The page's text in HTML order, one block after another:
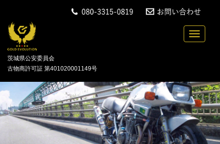
Toggle
中古バイクの買取・無料引取を行っている「
茨城県公安委員会
古物商許可証 第401020001149号